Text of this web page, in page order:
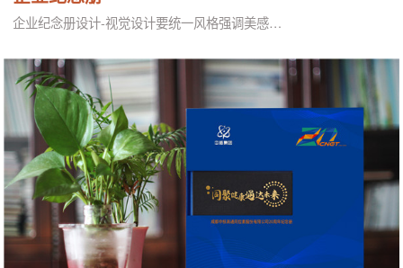
企业纪念册设计-视觉设计要统一风格强调美感…